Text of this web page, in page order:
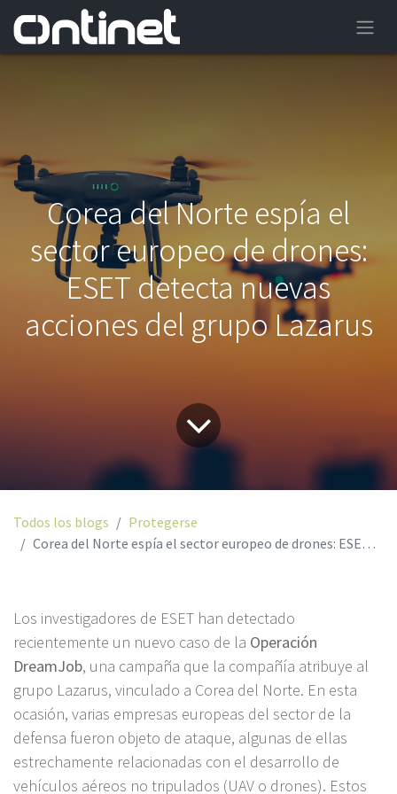
Corea del Norte espía el
sector europeo de drones:
ESET detecta nuevas
acciones del grupo Lazarus
Todos los blogs
Protegerse
Corea del Norte espía el sector europeo de drones: ESET detecta nuevas acciones del grupo Lazarus
Los investigadores de ESET han detectado
recientemente un nuevo caso de la Operación
DreamJob, una campaña que la compañía atribuye al
grupo Lazarus, vinculado a Corea del Norte. En esta
ocasión, varias empresas europeas del sector de la
defensa fueron objeto de ataque, algunas de ellas
estrechamente relacionadas con el desarrollo de
vehículos aéreos no tripulados (UAV o drones). Estos